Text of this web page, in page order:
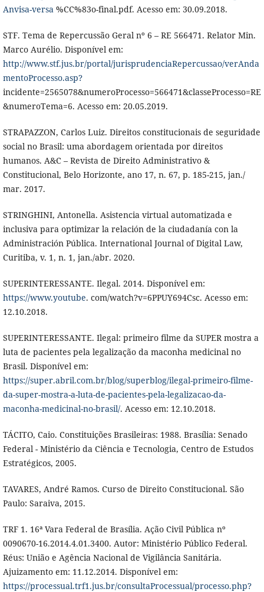
Anvisa-versa%CC%83o-final.pdf. Acesso em: 30.09.2018.
STF. Tema de Repercussão Geral nº 6 – RE 566471. Relator Min.
Marco Aurélio. Disponível em:
http://www.stf.jus.br/portal/jurisprudenciaRepercussao/verAnda
mentoProcesso.asp?
incidente=2565078&numeroProcesso=566471&classeProcesso=RE
&numeroTema=6. Acesso em: 20.05.2019.
STRAPAZZON, Carlos Luiz. Direitos constitucionais de seguridade
social no Brasil: uma abordagem orientada por direitos
humanos. A&C – Revista de Direito Administrativo &
Constitucional, Belo Horizonte, ano 17, n. 67, p. 185-215, jan./
mar. 2017.
STRINGHINI, Antonella. Asistencia virtual automatizada e
inclusiva para optimizar la relación de la ciudadanía con la
Administración Pública. International Journal of Digital Law,
Curitiba, v. 1, n. 1, jan./abr. 2020.
SUPERINTERESSANTE. Ilegal. 2014. Disponível em:
https://www.youtube. com/watch?v=6PPUY694Csc. Acesso em:
12.10.2018.
SUPERINTERESSANTE. Ilegal: primeiro filme da SUPER mostra a
luta de pacientes pela legalização da maconha medicinal no
Brasil. Disponível em:
https://super.abril.com.br/blog/superblog/ilegal-primeiro-filme-
da-super-mostra-a-luta-de-pacientes-pela-legalizacao-da-
maconha-medicinal-no-brasil/. Acesso em: 12.10.2018.
TÁCITO, Caio. Constituições Brasileiras: 1988. Brasília: Senado
Federal - Ministério da Ciência e Tecnologia, Centro de Estudos
Estratégicos, 2005.
TAVARES, André Ramos. Curso de Direito Constitucional. São
Paulo: Saraiva, 2015.
TRF 1. 16ª Vara Federal de Brasília. Ação Civil Pública nº
0090670-16.2014.4.01.3400. Autor: Ministério Público Federal.
Réus: União e Agência Nacional de Vigilância Sanitária.
Ajuizamento em: 11.12.2014. Disponível em:
https://processual.trf1.jus.br/consultaProcessual/processo.php?